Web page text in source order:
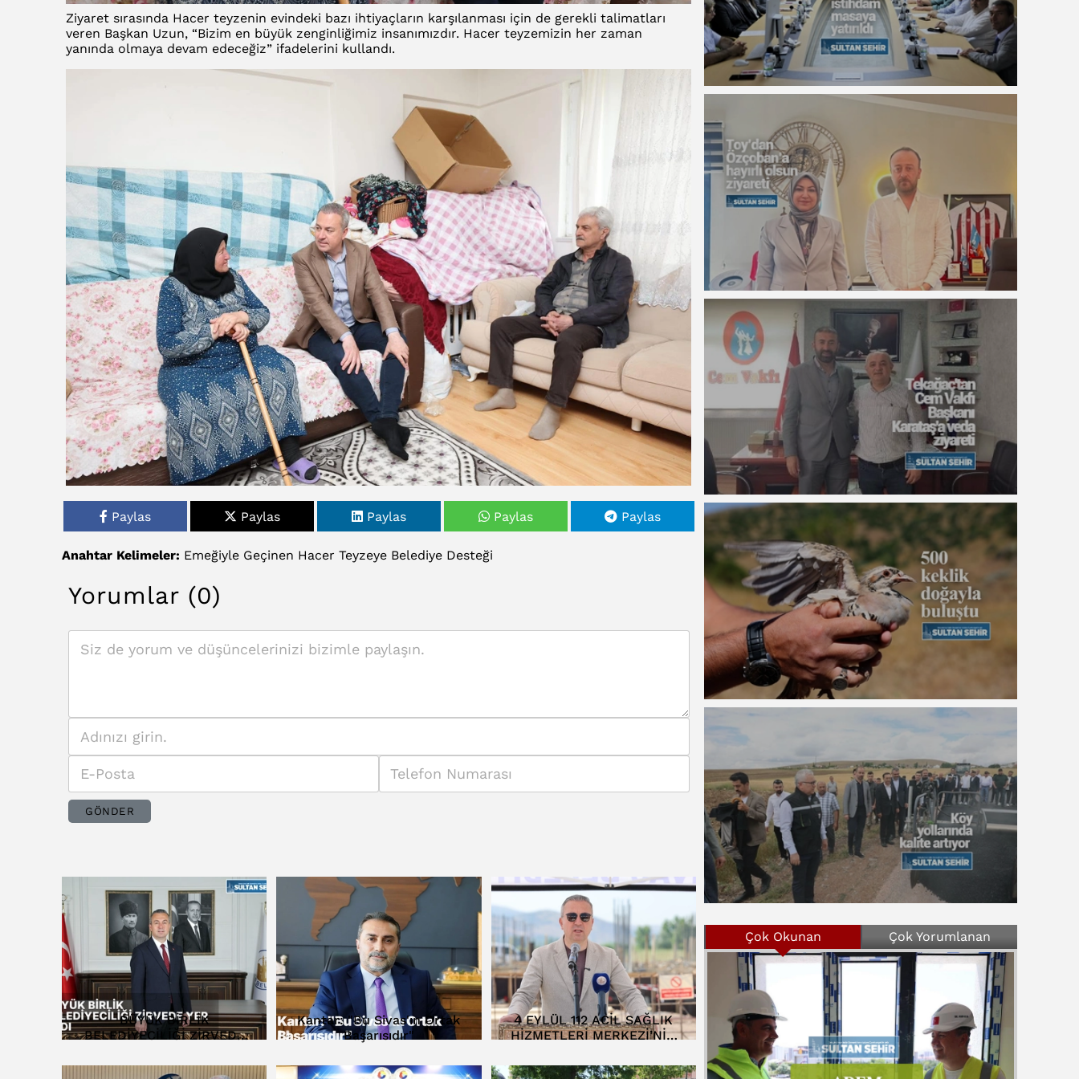
Ziyaret sırasında Hacer teyzenin evindeki bazı ihtiyaçların karşılanması için de gerekli talimatları
veren Başkan Uzun, “Bizim en büyük zenginliğimiz insanımızdır. Hacer teyzemizin her zaman
yanında olmaya devam edeceğiz” ifadelerini kullandı.
Paylas Paylas Paylas Paylas Paylas
Anahtar Kelimeler: Emeğiyle Geçinen Hacer Teyzeye Belediye Desteği
Yorumlar (0)
GÖNDER
BÜYÜK BİRLİK
BELEDİYECİLİĞİ ZİRVEDE
Kantar: "Bu Sivas'ın Ortak
Başarısıdır"
4 EYLÜL 112 ACİL SAĞLIK
HİZMETLERİ MERKEZİ’NİN
Çok Okunan Çok Yorumlanan